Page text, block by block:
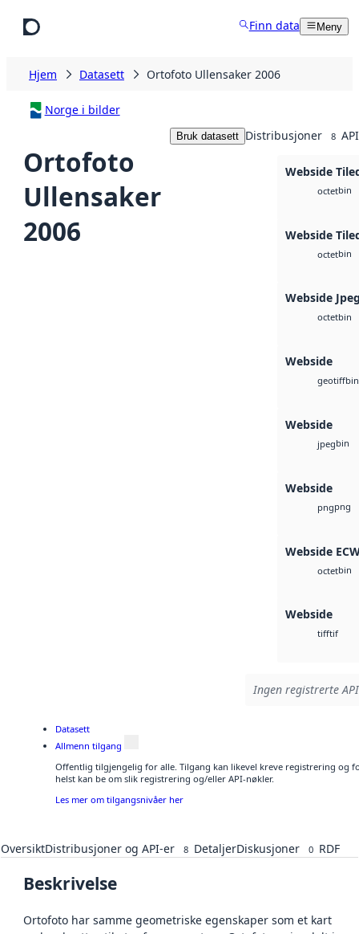
Finn data Meny
Hjem Datasett Ortofoto Ullensaker 2006
Norge i bilder
Ortofoto
Ullensaker
2006
Bruk datasett Distribusjoner 8
Webside
octetbin
Webside
octetbin
Webside
octetbin
Webside
geotiffbin
Webside
jpegbin
Webside
pngpng
Webside
octetbin
Webside
tifftif
Ingen registrerte
Datasett
Allmenn tilgang
Offentlig tilgjengelig for alle. Tilgang kan likevel kreve registrering og
helst kan be om slik registrering og/eller API-nøkler.
Les mer om tilgangsnivåer her
OversiktDistribusjoner og API-er 8 DetaljerDiskusjoner 0 RDF
Beskrivelse
Ortofoto har samme geometriske egenskaper som et kart